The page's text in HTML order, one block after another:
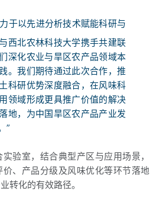
于以先进分析技术赋能科研与
西北农林科技大学携手共建联
深化农业与旱区农产品领域本
。我们期待通过此次合作，推
科研优势深度融合，在风味科
领域形成更具推广价值的解决
地，为中国旱区农产品产业发
”
验室，结合典型产区与应用场景，
、产品分级及风味优化等环节落地
转化的有效路径。